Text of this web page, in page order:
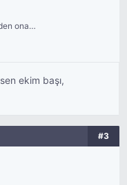
onay
ekim başı,
#3